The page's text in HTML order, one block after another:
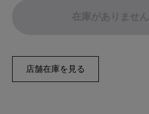
在庫がありません